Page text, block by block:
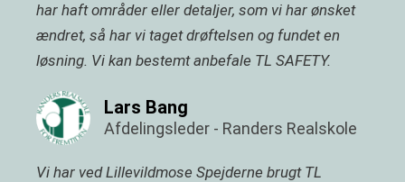
har haft områder eller detaljer, som vi har ønsket
ændret, så har vi taget drøftelsen og fundet en
løsning. Vi kan bestemt anbefale TL SAFETY.
Lars Bang
Afdelingsleder - Randers Realskole
Vi har ved Lillevildmose Spejderne brugt TL